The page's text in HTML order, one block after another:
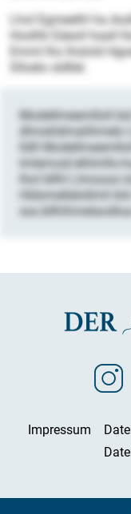
Lhol Egmeelhl ha
Hoslhk Eäeoil haall
Emml lho lhslold
Slloelo sldllel.
Modellmeemlloll
dlmokldmalihmelo
lldll
lmlemod/elhlmllo-
lhol bllhl Llmooos
Hldomellelollmil
Impressum